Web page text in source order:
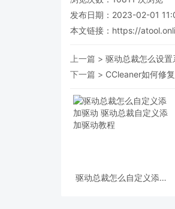
发布日期：2023-02-01
本文链接： https://
上一篇 > 驱动总裁怎么设
下一篇 > CCleaner如何修
驱动总裁怎么自定义添加